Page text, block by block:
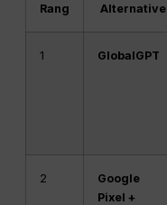
Rang Alternative
1 GlobalGPT
2
Google
Pixel +